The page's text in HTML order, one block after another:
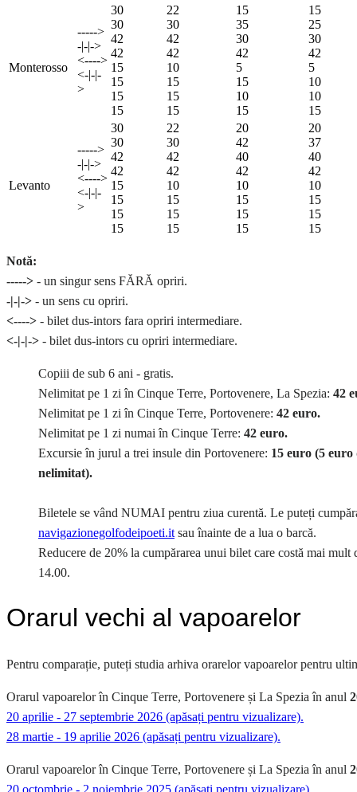
Monterosso
----->
-|-|->
<---->
<-|-|-
>
30
30
42
42
15
15
15
15
22
30
42
42
10
15
15
15
15
35
30
42
5
15
10
15
15
25
30
42
5
10
10
15
Levanto
----->
-|-|->
<---->
<-|-|-
>
30
30
42
42
15
15
15
15
22
30
42
42
10
15
15
15
20
42
40
42
10
15
15
15
20
37
40
42
10
15
15
15
Notă:
-----> - un singur sens FĂRĂ opriri.
-|-|-> - un sens cu opriri.
<----> - bilet dus-intors fara opriri intermediare.
<-|-|-> - bilet dus-intors cu opriri intermediare.
Copiii de sub 6 ani - gratis.
Nelimitat pe 1 zi în Cinque Terre, Portovenere, La Spezia: 42
Nelimitat pe 1 zi în Cinque Terre, Portovenere: 42 euro.
Nelimitat pe 1 zi numai în Cinque Terre: 42 euro.
Excursie în jurul a trei insule din Portovenere: 15 euro (5
nelimitat).
Biletele se vând NUMAI pentru ziua curentă. Le puteți
navigazionegolfodeipoeti.it sau înainte de a lua o barcă.
Reducere de 20% la cumpărarea unui bilet care costă mai mult
14.00.
Orarul vechi al vapoarelor
Pentru comparație, puteți studia arhiva orarelor vapoarelor pentru
Orarul vapoarelor în Cinque Terre, Portovenere și La Spezia în anul
20 aprilie - 27 septembrie 2026 (apăsați pentru vizualizare).
28 martie - 19 aprilie 2026 (apăsați pentru vizualizare).
Orarul vapoarelor în Cinque Terre, Portovenere și La Spezia în anul
20 octombrie - 2 noiembrie 2025 (apăsați pentru vizualizare).